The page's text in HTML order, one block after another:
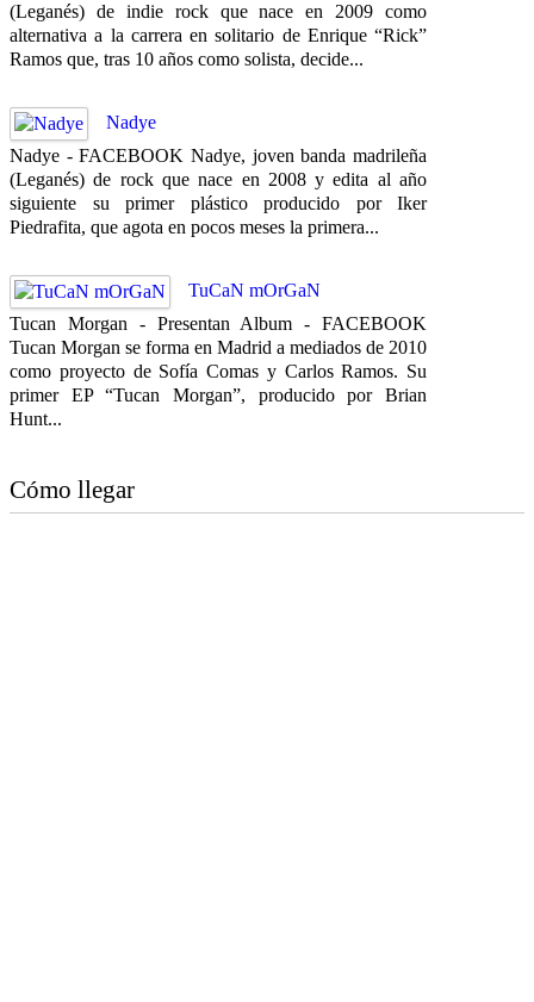
(Leganés) de indie rock que nace en 2009 como
alternativa a la carrera en solitario de Enrique “Rick”
Ramos que, tras 10 años como solista, decide...
Nadye
Nadye - FACEBOOK Nadye, joven banda madrileña
(Leganés) de rock que nace en 2008 y edita al año
siguiente su primer plástico producido por Iker
Piedrafita, que agota en pocos meses la primera...
TuCaN mOrGaN
Tucan Morgan - Presentan Album - FACEBOOK
Tucan Morgan se forma en Madrid a mediados de 2010
como proyecto de Sofía Comas y Carlos Ramos. Su
primer EP “Tucan Morgan”, producido por Brian
Hunt...
Cómo llegar